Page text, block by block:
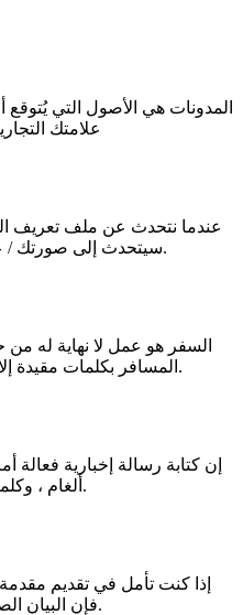
المدونات هي الأصول التي
علامتك
عندما نتحدث عن ملف تعريف
سيتحدث إلى صورتك / علامتك التجارية تمامًا كعمل تجاري.
السفر هو عمل لا نهاية له من
المسافر بكلمات مقيدة إلا إذا كان لديك كفاءة بارعة في ذلك.
إن كتابة رسالة إخبارية
ألغام ، وكلمة واحدة خاطئة وفقد تفكير القارئ.
إذا كنت تأمل في تقديم
فإن البيان الصحفي هو أفضل طريقة للقيام بذلك.